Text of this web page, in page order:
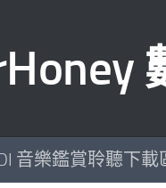
音樂鑑賞聆聽下載